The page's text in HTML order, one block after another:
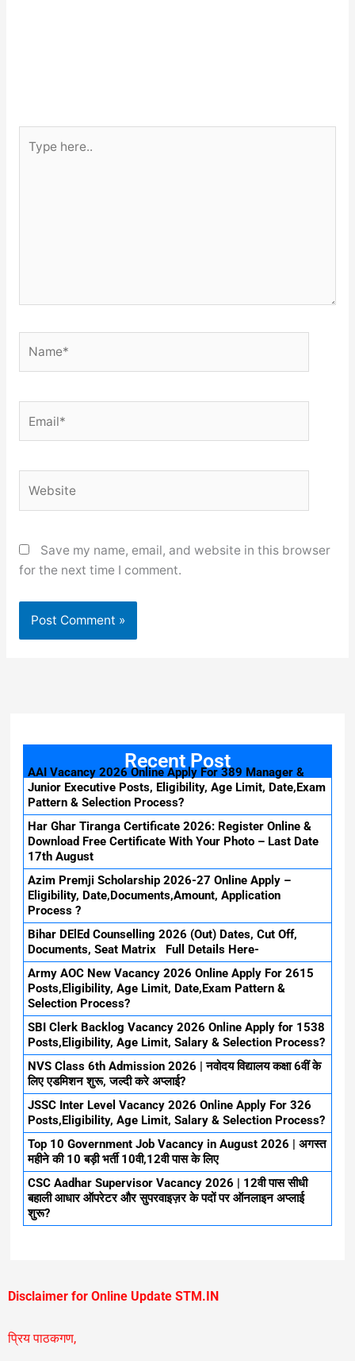
here..
Save my name, email, and website in this browser
for the next time I comment.
Recent Post
AAI Vacancy 2026 Online Apply For 389 Manager &
Junior Executive Posts, Eligibility, Age Limit, Date,Exam
Pattern & Selection Process?
Har Ghar Tiranga Certificate 2026: Register Online &
Download Free Certificate With Your Photo – Last Date
17th August
Azim Premji Scholarship 2026-27 Online Apply –
Eligibility, Date,Documents,Amount, Application
Process ?
Bihar DElEd Counselling 2026 (Out) Dates, Cut Off,
Documents, Seat Matrix Full Details Here-
Army AOC New Vacancy 2026 Online Apply For 2615
Posts,Eligibility, Age Limit, Date,Exam Pattern &
Selection Process?
SBI Clerk Backlog Vacancy 2026 Online Apply for 1538
Posts,Eligibility, Age Limit, Salary & Selection Process?
NVS Class 6th Admission 2026 | नवोदय विद्यालय कक्षा 6वीं के
लिए एडमिशन शुरू, जल्दी करे अप्लाई?
JSSC Inter Level Vacancy 2026 Online Apply For 326
Posts,Eligibility, Age Limit, Salary & Selection Process?
Top 10 Government Job Vacancy in August 2026 | अगस्त
महीने की 10 बड़ी भर्ती 10वी,12वी पास के लिए
CSC Aadhar Supervisor Vacancy 2026 | 12वी पास सीधी
बहाली आधार ऑपरेटर और सुपरवाइज़र के पदों पर ऑनलाइन अप्लाई
शुरू?
Disclaimer for Online Update STM.IN
प्रिय पाठकगण,